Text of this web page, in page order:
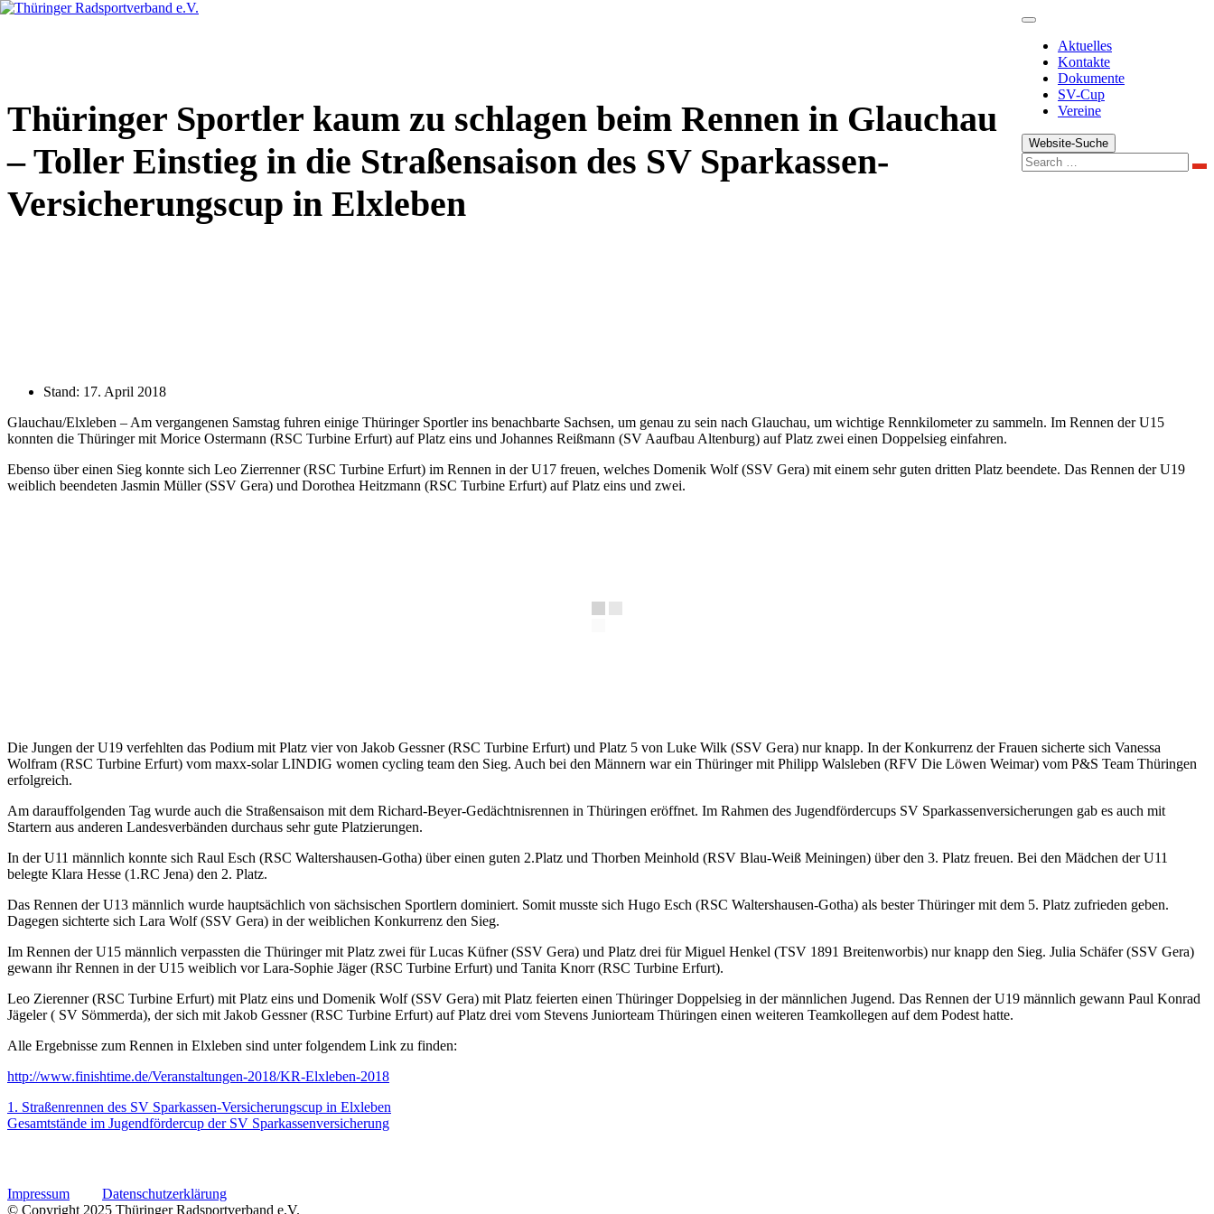
Zum
Aktuelles
Kontakte
Dokumente
SV-Cup
Vereine
Website-Suche
Thüringer Sportler kaum zu schlagen beim Rennen in Glauchau
– Toller Einstieg in die Straßensaison des SV Sparkassen-
Versicherungscup in Elxleben
Stand: 17. April 2018
Glauchau/Elxleben – Am vergangenen Samstag fuhren einige Thüringer Sportler ins benachbarte Sachsen, um genau zu sein nach Glauchau, um wichtige Rennkilometer zu sammeln. Im Rennen der U15
konnten die Thüringer mit Morice Ostermann (RSC Turbine Erfurt) auf Platz eins und Johannes Reißmann (SV Aaufbau Altenburg) auf Platz zwei einen Doppelsieg einfahren.
Ebenso über einen Sieg konnte sich Leo Zierrenner (RSC Turbine Erfurt) im Rennen in der U17 freuen, welches Domenik Wolf (SSV Gera) mit einem sehr guten dritten Platz beendete. Das Rennen der U19
weiblich beendeten Jasmin Müller (SSV Gera) und Dorothea Heitzmann (RSC Turbine Erfurt) auf Platz eins und zwei.
Die Jungen der U19 verfehlten das Podium mit Platz vier von Jakob Gessner (RSC Turbine Erfurt) und Platz 5 von Luke Wilk (SSV Gera) nur knapp. In der Konkurrenz der Frauen sicherte sich Vanessa
Wolfram (RSC Turbine Erfurt) vom maxx-solar LINDIG women cycling team den Sieg. Auch bei den Männern war ein Thüringer mit Philipp Walsleben (RFV Die Löwen Weimar) vom P&S Team Thüringen
erfolgreich.
Am darauffolgenden Tag wurde auch die Straßensaison mit dem Richard-Beyer-Gedächtnisrennen in Thüringen eröffnet. Im Rahmen des Jugendfördercups SV Sparkassenversicherungen gab es auch mit
Startern aus anderen Landesverbänden durchaus sehr gute Platzierungen.
In der U11 männlich konnte sich Raul Esch (RSC Waltershausen-Gotha) über einen guten 2.Platz und Thorben Meinhold (RSV Blau-Weiß Meiningen) über den 3. Platz freuen. Bei den Mädchen der U11
belegte Klara Hesse (1.RC Jena) den 2. Platz.
Das Rennen der U13 männlich wurde hauptsächlich von sächsischen Sportlern dominiert. Somit musste sich Hugo Esch (RSC Waltershausen-Gotha) als bester Thüringer mit dem 5. Platz zufrieden geben.
Dagegen sichterte sich Lara Wolf (SSV Gera) in der weiblichen Konkurrenz den Sieg.
Im Rennen der U15 männlich verpassten die Thüringer mit Platz zwei für Lucas Küfner (SSV Gera) und Platz drei für Miguel Henkel (TSV 1891 Breitenworbis) nur knapp den Sieg. Julia Schäfer (SSV Gera)
gewann ihr Rennen in der U15 weiblich vor Lara-Sophie Jäger (RSC Turbine Erfurt) und Tanita Knorr (RSC Turbine Erfurt).
Leo Zierenner (RSC Turbine Erfurt) mit Platz eins und Domenik Wolf (SSV Gera) mit Platz feierten einen Thüringer Doppelsieg in der männlichen Jugend. Das Rennen der U19 männlich gewann Paul Konrad
Jägeler ( SV Sömmerda), der sich mit Jakob Gessner (RSC Turbine Erfurt) auf Platz drei vom Stevens Juniorteam Thüringen einen weiteren Teamkollegen auf dem Podest hatte.
Alle Ergebnisse zum Rennen in Elxleben sind unter folgendem Link zu finden:
http://www.finishtime.de/Veranstaltungen-2018/KR-Elxleben-2018
1. Straßenrennen des SV Sparkassen-Versicherungscup in Elxleben
Gesamtstände im Jugendfördercup der SV Sparkassenversicherung
Impressum
Datenschutzerklärung
© Copyright 2025 Thüringer Radsportverband e.V.